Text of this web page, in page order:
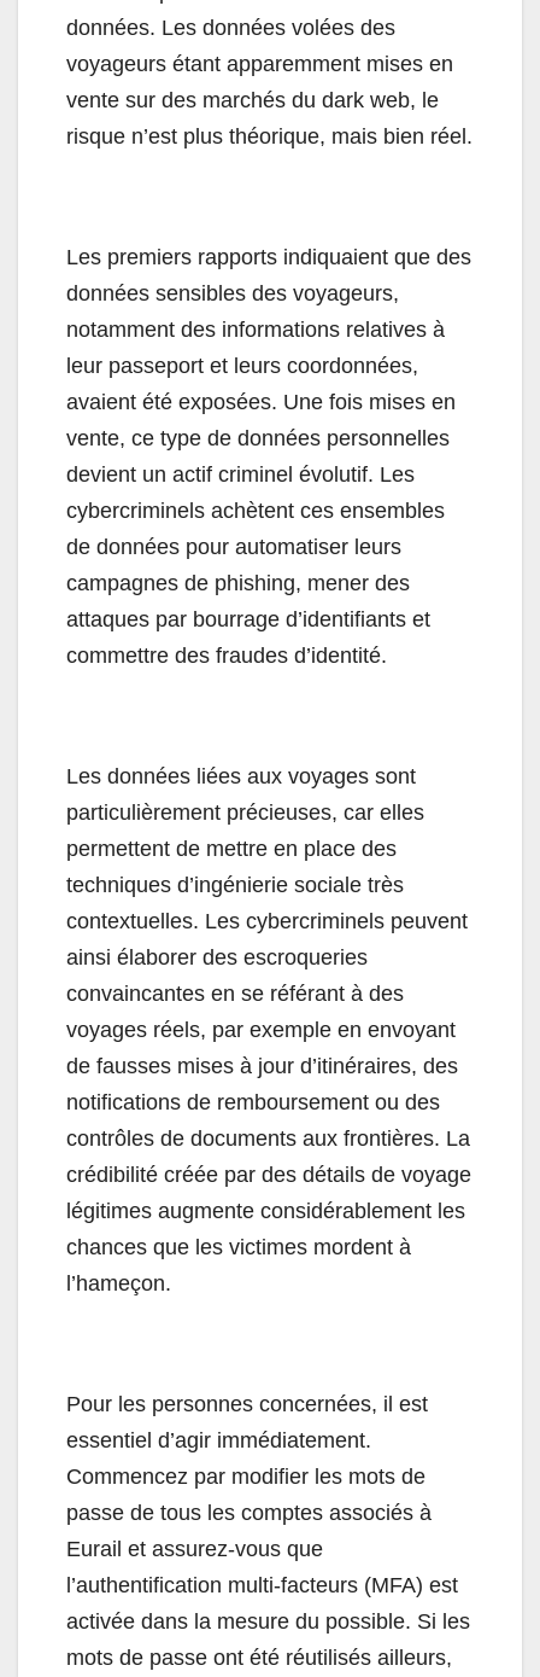
données. Les données volées des
voyageurs étant apparemment mises en
vente sur des marchés du dark web, le
risque n’est plus théorique, mais bien réel.
Les premiers rapports indiquaient que des
données sensibles des voyageurs,
notamment des informations relatives à
leur passeport et leurs coordonnées,
avaient été exposées. Une fois mises en
vente, ce type de données personnelles
devient un actif criminel évolutif. Les
cybercriminels achètent ces ensembles
de données pour automatiser leurs
campagnes de phishing, mener des
attaques par bourrage d’identifiants et
commettre des fraudes d’identité.
Les données liées aux voyages sont
particulièrement précieuses, car elles
permettent de mettre en place des
techniques d’ingénierie sociale très
contextuelles. Les cybercriminels peuvent
ainsi élaborer des escroqueries
convaincantes en se référant à des
voyages réels, par exemple en envoyant
de fausses mises à jour d’itinéraires, des
notifications de remboursement ou des
contrôles de documents aux frontières. La
crédibilité créée par des détails de voyage
légitimes augmente considérablement les
chances que les victimes mordent à
l’hameçon.
Pour les personnes concernées, il est
essentiel d’agir immédiatement.
Commencez par modifier les mots de
passe de tous les comptes associés à
Eurail et assurez-vous que
l’authentification multi-facteurs (MFA) est
activée dans la mesure du possible. Si les
mots de passe ont été réutilisés ailleurs,